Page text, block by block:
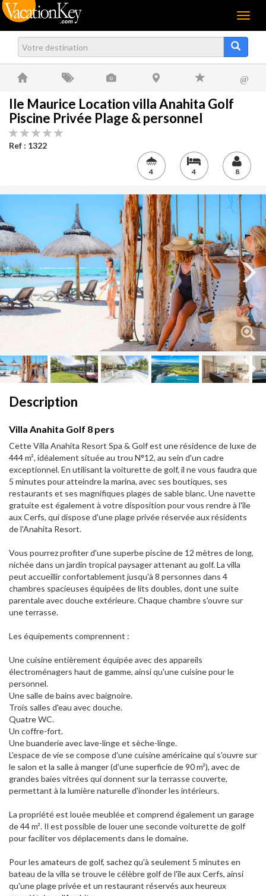
Menu
@
Ile Maurice Location villa Anahita Golf
Piscine Privée Plage & personnel
Ref : 1322
4 4 8
Next
Description
Villa Anahita Golf 8 pers
Cette Villa Anahita Resort Spa & Golf est une résidence de luxe de
444 m², idéalement située au trou N°12, au sein d'un cadre
exceptionnel. En utilisant la voiturette de golf, il ne vous faudra que
5 minutes pour atteindre la marina, avec ses boutiques, ses
restaurants et ses magnifiques plages de sable blanc. Une navette
gratuite est également à votre disposition pour vous rendre à l'île
aux Cerfs, qui dispose d'une plage privée réservée aux résidents
de l'Anahita Resort.
Vous pourrez profiter d'une superbe piscine de 12 mètres de long,
nichée dans un jardin tropical paysager attenant au golf. La villa
peut accueillir confortablement jusqu'à 8 personnes dans 4
chambres spacieuses équipées de lits doubles, dont une suite
parentale avec douche extérieure. Chaque chambre s'ouvre sur
une terrasse.
Les équipements comprennent :
Une cuisine entièrement équipée avec des appareils
électroménagers haut de gamme, ainsi qu'une cuisine pour le
personnel.
Une salle de bains avec baignoire.
Trois salles d'eau avec douche.
Quatre WC.
Un coffre-fort.
Une buanderie avec lave-linge et sèche-linge.
L'espace de vie se compose d'une cuisine américaine qui s'ouvre sur
le salon et la salle à manger (d'une superficie de 90 m²), avec de
grandes baies vitrées qui donnent sur la terrasse couverte,
permettant à la lumière naturelle d'inonder les intérieurs.
La propriété est louée meublée et comprend également un garage
de 44 m². Il est possible de louer une seconde voiturette de golf
pour faciliter vos déplacements dans le domaine.
Pour les amateurs de golf, sachez qu'à seulement 5 minutes en
bateau de la villa se trouve le célèbre golf de l'île aux Cerfs, ainsi
qu'une plage privée et un restaurant réservés aux heureux